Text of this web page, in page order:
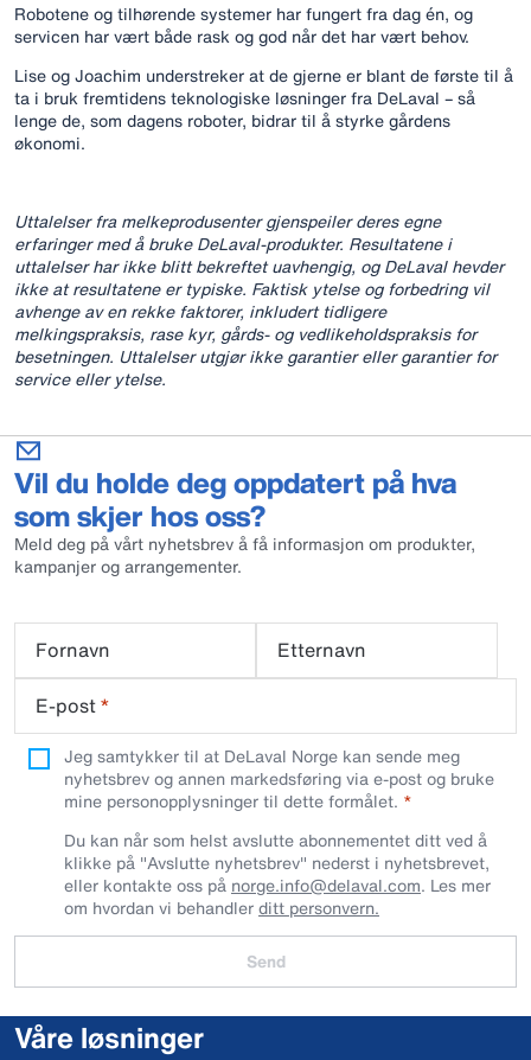
Robotene og tilhørende systemer har fungert fra dag én, og
servicen har vært både rask og god når det har vært behov.
Lise og Joachim understreker at de gjerne er blant de første til å
ta i bruk fremtidens teknologiske løsninger fra DeLaval – så
lenge de, som dagens roboter, bidrar til å styrke gårdens
økonomi.
Uttalelser fra melkeprodusenter gjenspeiler deres egne
erfaringer med å bruke DeLaval-produkter. Resultatene i
uttalelser har ikke blitt bekreftet uavhengig, og DeLaval hevder
ikke at resultatene er typiske. Faktisk ytelse og forbedring vil
avhenge av en rekke faktorer, inkludert tidligere
melkingspraksis, rase kyr, gårds- og vedlikeholdspraksis for
besetningen. Uttalelser utgjør ikke garantier eller garantier for
service eller ytelse.
Vil du holde deg oppdatert på hva
som skjer hos oss?
Meld deg på vårt nyhetsbrev å få informasjon om produkter,
kampanjer og arrangementer.
Fornavn
Etternavn
E-post*
Jeg samtykker til at DeLaval Norge kan sende meg
nyhetsbrev og annen markedsføring via e-post og bruke
mine personopplysninger til dette formålet.
Du kan når som helst avslutte abonnementet ditt ved å
klikke på "Avslutte nyhetsbrev" nederst i nyhetsbrevet,
eller kontakte oss på norge.info@delaval.com. Les mer
om hvordan vi behandlerditt personvern.
Send
Våre løsninger